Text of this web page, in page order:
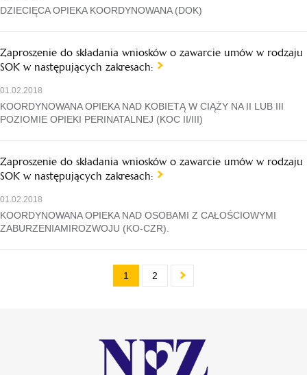
DZIECIĘCA OPIEKA KOORDYNOWANA (DOK)
Zaproszenie do składania wniosków o zawarcie umów w rodzaju
SOK w następujących zakresach:
01.02.2018
KOORDYNOWANA OPIEKA NAD KOBIETĄ W CIĄŻY NA II LUB III
POZIOMIE OPIEKI PERINATALNEJ (KOC II/III)
Zaproszenie do składania wniosków o zawarcie umów w rodzaju
SOK w następujących zakresach:
01.02.2018
KOORDYNOWANA OPIEKA NAD OSOBAMI Z CAŁOŚCIOWYMI
ZABURZENIAMIROZWOJU (KO-CZR).
1 2